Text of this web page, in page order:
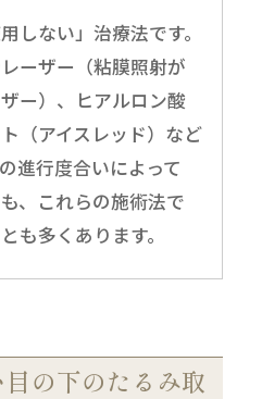
しない」治療法です。
ーザー（粘膜照射が
ー）、ヒアルロン酸
（アイスレッド）など
進行度合いによって
、これらの施術法で
も多くあります。
の下のたるみ取